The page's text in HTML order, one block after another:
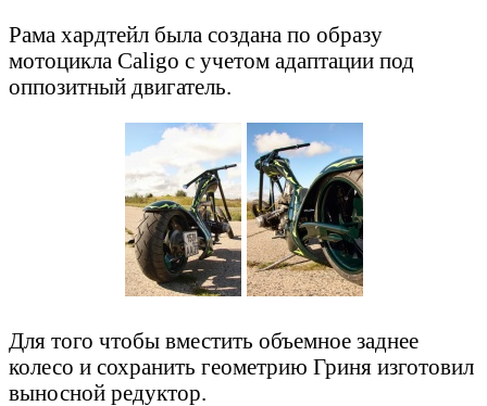
Рама хардтейл была создана по образу
мотоцикла Caligo с учетом адаптации под
оппозитный двигатель.
Для того чтобы вместить объемное заднее
колесо и сохранить геометрию Гриня изготовил
выносной редуктор.